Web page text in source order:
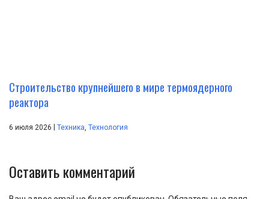
Строительство крупнейшего в мире термоядерного
реактора
6 июля 2026 Техника, Технология
Оставить комментарий